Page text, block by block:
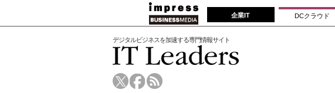
企業IT DCクラウド
デジタルビジネスを加速する専門情報サイト